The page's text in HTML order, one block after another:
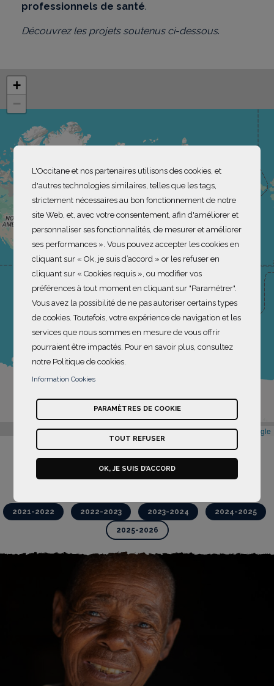
professionnels de santé.
Découvrez les projets soutenus ci-dessous.
La carte n'est pas compatible avec l'utilisation d'un lecteur
Passer la carte
+
−
Leaflet|Map data © Google
à la carte
Les projets
2021-2022 2022-2023 2023-2024 2024-2025
2025-2026
L'Occitane et nos partenaires utilisons des cookies, et
d'autres technologies similaires, telles que les tags,
strictement nécessaires au bon fonctionnement de notre
site Web, et, avec votre consentement, afin d'améliorer et
personnaliser ses fonctionnalités, de mesurer et améliorer
ses performances ». Vous pouvez accepter les cookies en
cliquant sur « Ok, je suis d’accord » or les refuser en
cliquant sur « Cookies requis », ou modifier vos
préférences à tout moment en cliquant sur "Paramétrer".
Vous avez la possibilité de ne pas autoriser certains types
de cookies. Toutefois, votre expérience de navigation et les
services que nous sommes en mesure de vous offrir
pourraient être impactés. Pour en savoir plus, consultez
notre Politique de cookies.
Information Cookies
PARAMÈTRES DE COOKIE
TOUT REFUSER
OK, JE SUIS D’ACCORD